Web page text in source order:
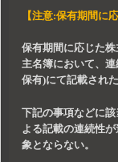
【注意:保有期間に
保有期間に応じた
主名簿において、
保有)にて記載され
下記の事項などに
よる記載の連続性
象とならない。